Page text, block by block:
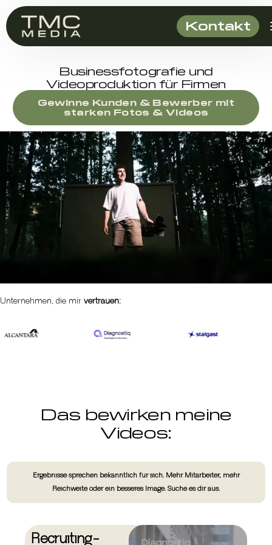
Kontakt
Businessfotografie und
Videoproduktion für Firmen
Gewinne Kunden & Bewerber mit
starken Fotos & Videos
Unternehmen, die mir vertrauen:
Das bewirken meine
Videos:
Ergebnisse sprechen bekanntlich für sich. Mehr Mitarbeiter, mehr
Reichweite oder ein besseres Image. Suche es dir aus.
Recruiting-
Virales Content